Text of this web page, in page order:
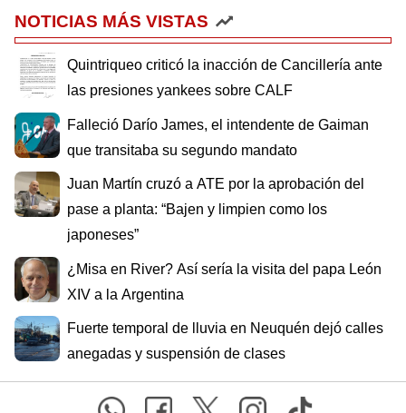
NOTICIAS MÁS VISTAS
Quintriqueo criticó la inacción de Cancillería ante
las presiones yankees sobre CALF
Falleció Darío James, el intendente de Gaiman
que transitaba su segundo mandato
Juan Martín cruzó a ATE por la aprobación del
pase a planta: “Bajen y limpien como los
japoneses”
¿Misa en River? Así sería la visita del papa León
XIV a la Argentina
Fuerte temporal de lluvia en Neuquén dejó calles
anegadas y suspensión de clases